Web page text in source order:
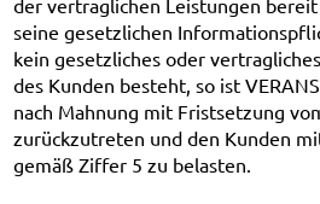
der vertraglichen Leistungen
seine gesetzlichen
kein gesetzliches oder
des Kunden besteht, so ist
nach Mahnung mit Fristsetzung
zurückzutreten und den Kunden
gemäß Ziffer 5 zu belasten.